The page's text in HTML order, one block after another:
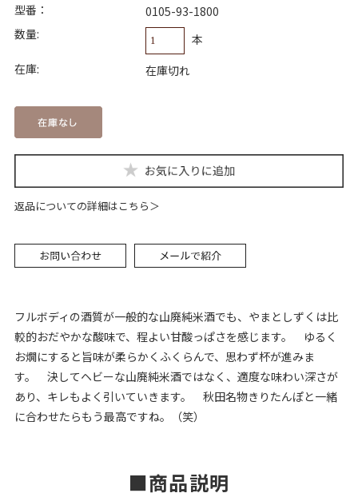
型番：
0105-93-1800
数量:
本
在庫:
在庫切れ
返品についての詳細はこちら
フルボディの酒質が一般的な山廃純米酒でも、やまとしずくは比
較的おだやかな酸味で、程よい甘酸っぱさを感じます。 ゆるく
お燗にすると旨味が柔らかくふくらんで、思わず杯が進みま
す。 決してヘビーな山廃純米酒ではなく、適度な味わい深さが
あり、キレもよく引いていきます。 秋田名物きりたんぽと一緒
に合わせたらもう最高ですね。（笑）
商品説明